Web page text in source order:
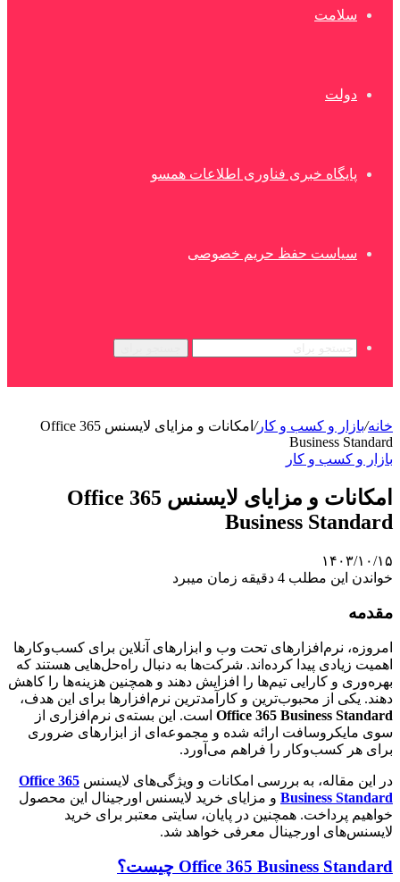
سلامت
دولت
پایگاه خبری فناوری اطلاعات همسو
سیاست حفظ حریم خصوصی
خانه/بازار و کسب و کار/
امکانات و مزایای لایسنس Office 365
Business Standard
بازار و کسب و کار
امکانات و مزایای لایسنس Office 365
Business Standard
۱۴۰۳/۱۰/۱۵
خواندن این مطلب 4 دقیقه زمان میبرد
مقدمه
امروزه، نرم‌افزارهای تحت وب و ابزارهای آنلاین برای کسب‌وکارها
اهمیت زیادی پیدا کرده‌اند. شرکت‌ها به دنبال راه‌حل‌هایی هستند که
بهره‌وری و کارایی تیم‌ها را افزایش دهند و همچنین هزینه‌ها را کاهش
دهند. یکی از محبوب‌ترین و کارآمدترین نرم‌افزارها برای این هدف،
Office 365 Business Standard است. این بسته‌ی نرم‌افزاری از
سوی مایکروسافت ارائه شده و مجموعه‌ای از ابزارهای ضروری
برای هر کسب‌وکار را فراهم می‌آورد.
در این مقاله، به بررسی امکانات و ویژگی‌های لایسنس Office 365
Business Standard و مزایای خرید لایسنس اورجینال این محصول
خواهیم پرداخت. همچنین در پایان، سایتی معتبر برای خرید
لایسنس‌های اورجینال معرفی خواهد شد.
Office 365 Business Standard چیست؟